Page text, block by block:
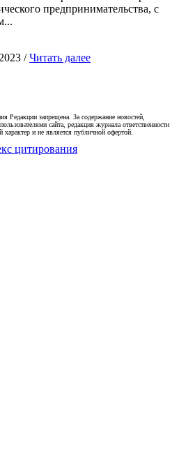
предпринимательства, с
/Читать далее
Редакции запрещена. За содержание новостей,
сайта, редакция журнала ответственности
и не является публичной офертой.